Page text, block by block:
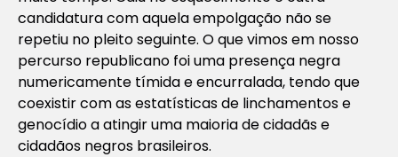
candidatura com aquela empolgação não se
repetiu no pleito seguinte. O que vimos em nosso
percurso republicano foi uma presença negra
numericamente tímida e encurralada, tendo que
coexistir com as estatísticas de linchamentos e
genocídio a atingir uma maioria de cidadãs e
cidadãos negros brasileiros.